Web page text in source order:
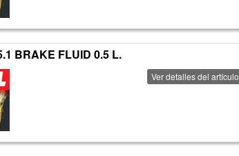
BRAKE FLUID 0.5 L.
Ver detalles del artículo